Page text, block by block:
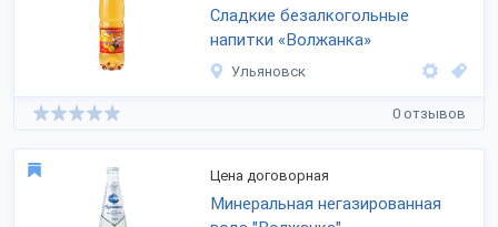
Сладкие безалкогольные
напитки «Волжанка»
Ульяновск
0 отзывов
Цена договорная
Минеральная негазированная